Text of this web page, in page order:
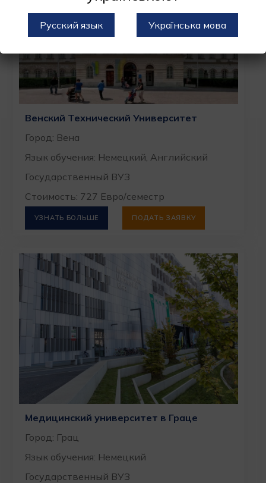
Венский Технический Университет
Город: Вена
Язык обучения: Немецкий, Английский
Государственный ВУЗ
Стоимость: 727 Евро/семестр
УЗНАТЬ БОЛЬШЕ ПОДАТЬ ЗАЯВКУ
Медицинский университет в Граце
Город: Грац
Язык обучения: Немецкий
Государственный ВУЗ
Русский язык Українська мова